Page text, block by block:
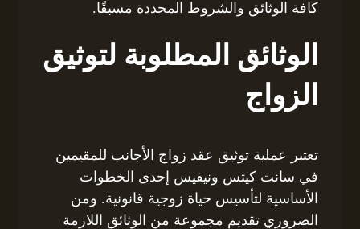
كافة الوثائق والشروط المحددة مسبقًا.
الوثائق المطلوبة لتوثيق
الزواج
تعتبر عملية توثيق عقد زواج الأجانب للمقيمين
في سانت كيتس ونيفيس إحدى الخطوات
الأساسية لتأسيس حياة زوجية قانونية. ومن
الضروري تقديم مجموعة من الوثائق اللازمة